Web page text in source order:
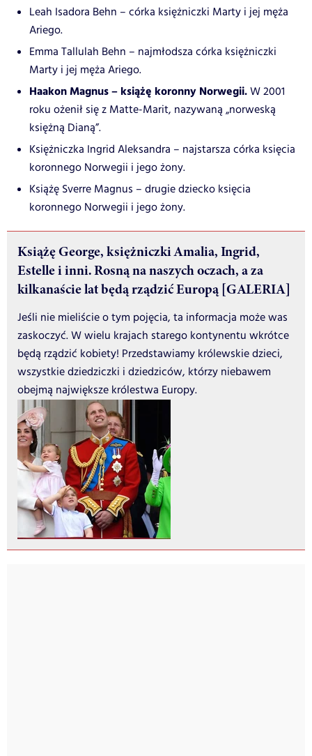
Leah Isadora Behn – córka księżniczki Marty i jej męża
Ariego.
Emma Tallulah Behn – najmłodsza córka księżniczki
Marty i jej męża Ariego.
Haakon Magnus – książę koronny Norwegii.W 2001
roku ożenił się z Matte-Marit, nazywaną „norweską
księżną Dianą”.
Księżniczka Ingrid Aleksandra – najstarsza córka księcia
koronnego Norwegii i jego żony.
Książę Sverre Magnus – drugie dziecko księcia
koronnego Norwegii i jego żony.
Książę George, księżniczki Amalia, Ingrid,
Estelle i inni. Rosną na naszych oczach, a za
kilkanaście lat będą rządzić Europą [GALERIA]
Jeśli nie mieliście o tym pojęcia, ta informacja może was
zaskoczyć. W wielu krajach starego kontynentu wkrótce
będą rządzić kobiety! Przedstawiamy królewskie dzieci,
wszystkie dziedziczki i dziedziców, którzy niebawem
obejmą największe królestwa Europy.